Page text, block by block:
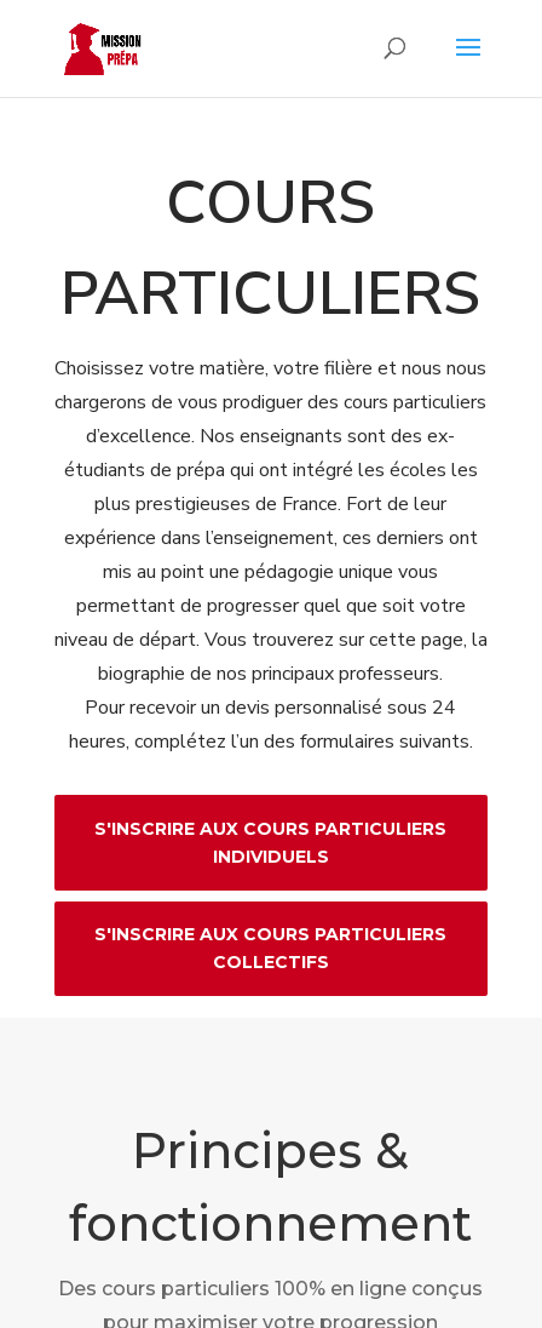
COURS
PARTICULIERS
Choisissez votre matière, votre filière et nous nous
chargerons de vous prodiguer des cours particuliers
d’excellence. Nos enseignants sont des ex-
étudiants de prépa qui ont intégré les écoles les
plus prestigieuses de France. Fort de leur
expérience dans l’enseignement, ces derniers ont
mis au point une pédagogie unique vous
permettant de progresser quel que soit votre
niveau de départ. Vous trouverez sur cette page, la
biographie de nos principaux professeurs.
Pour recevoir un devis personnalisé sous 24
heures, complétez l’un des formulaires suivants.
S'INSCRIRE AUX COURS PARTICULIERS
INDIVIDUELS
S'INSCRIRE AUX COURS PARTICULIERS
COLLECTIFS
Principes &
fonctionnement
Des cours particuliers 100% en ligne conçus
pour maximiser votre progression